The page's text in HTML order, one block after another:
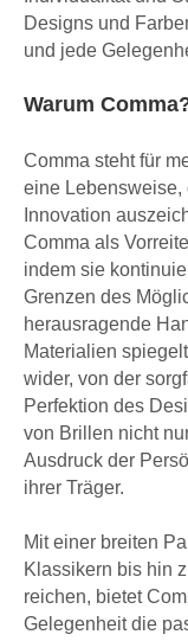
Designs und
und jede
Warum
Comma steht für
eine Lebensweise,
Innovation
Comma als
indem sie
Grenzen des
herausragende
Materialien
wider, von der
Perfektion des
von Brillen nicht
Ausdruck der
ihrer Träger.
Mit einer breiten
Klassikern bis hin
reichen, bietet
Gelegenheit die